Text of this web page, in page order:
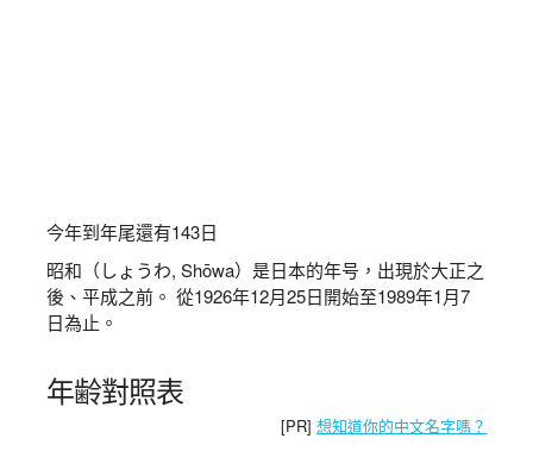
今年到年尾還有143日
昭和（しょうわ, Shōwa）是日本的年号，出現於大正之
後、平成之前。 從1926年12月25日開始至1989年1月7
日為止。
年齢對照表
[PR]想知道你的中文名字嗎？